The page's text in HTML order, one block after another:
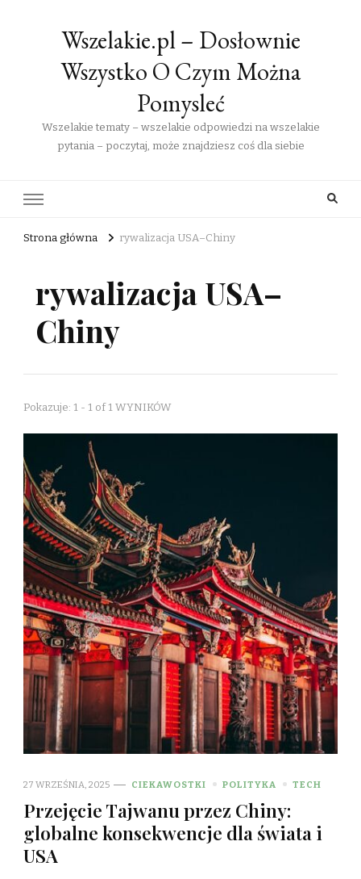
Wszelakie.pl – Dosłownie
Wszystko O Czym Można
Pomysleć
Wszelakie tematy – wszelakie odpowiedzi na wszelakie
pytania – poczytaj, może znajdziesz coś dla siebie
Strona główna rywalizacja USA–Chiny
rywalizacja USA–
Chiny
Pokazuje: 1 - 1 of 1 WYNIKÓW
27 WRZEŚNIA, 2025 CIEKAWOSTKI POLITYKA TECH
Przejęcie Tajwanu przez Chiny:
globalne konsekwencje dla świata i
USA